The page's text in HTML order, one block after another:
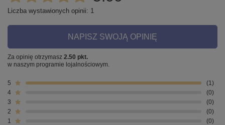
Liczba wystawionych opinii: 1
NAPISZ SWOJĄ OPINIĘ
Za opinię otrzymasz 2.50 pkt.
w naszym programie lojalnościowym.
5
1
4
0
3
0
2
0
1
0